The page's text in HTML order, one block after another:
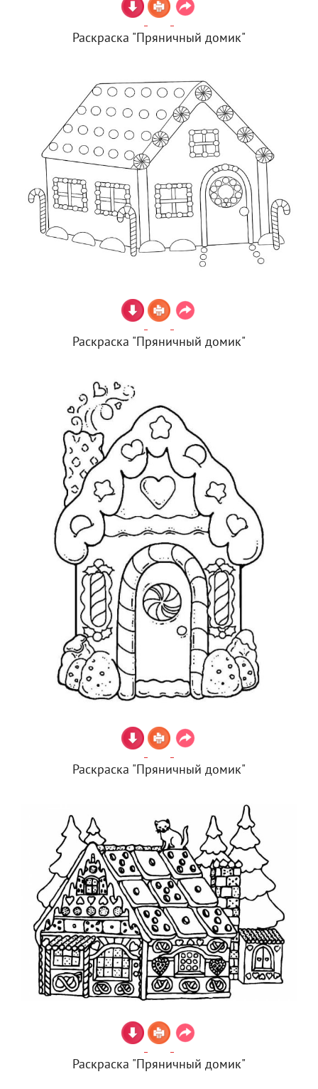
Раскраска "Пряничный домик"
Раскраска "Пряничный домик"
Раскраска "Пряничный домик"
Раскраска "Пряничный домик"